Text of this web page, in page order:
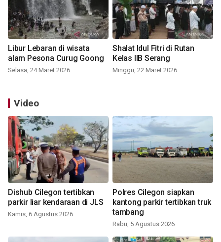
Libur Lebaran di wisata
alam Pesona Curug Goong
Selasa, 24 Maret 2026
Shalat Idul Fitri di Rutan
Kelas IIB Serang
Minggu, 22 Maret 2026
Video
Dishub Cilegon tertibkan
parkir liar kendaraan di JLS
Kamis, 6 Agustus 2026
Polres Cilegon siapkan
kantong parkir tertibkan truk
tambang
Rabu, 5 Agustus 2026